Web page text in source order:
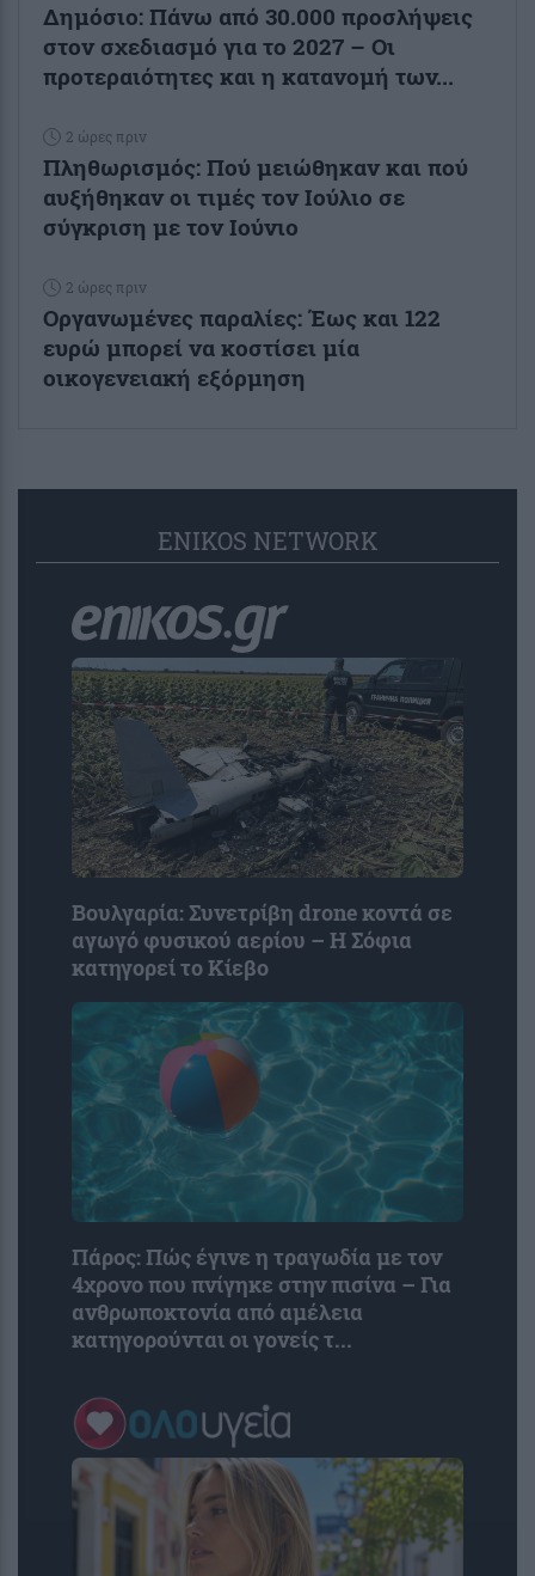
Δημόσιο: Πάνω από 30.000 προσλήψεις
στον σχεδιασμό για το 2027 – Οι
προτεραιότητες και η κατανομή των...
2 ώρες πριν
Πληθωρισμός: Πού μειώθηκαν και πού
αυξήθηκαν οι τιμές τον Ιούλιο σε
σύγκριση με τον Ιούνιο
2 ώρες πριν
Οργανωμένες παραλίες: Έως και 122
ευρώ μπορεί να κοστίσει μία
οικογενειακή εξόρμηση
ENIKOS NETWORK
Βουλγαρία: Συνετρίβη drone κοντά σε
αγωγό φυσικού αερίου – Η Σόφια
κατηγορεί το Κίεβο
Πάρος: Πώς έγινε η τραγωδία με τον
4χρονο που πνίγηκε στην πισίνα – Για
ανθρωποκτονία από αμέλεια
κατηγορούνται οι γονείς τ...